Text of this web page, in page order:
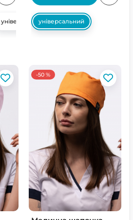
універсальнийуніверсальний
-50 %